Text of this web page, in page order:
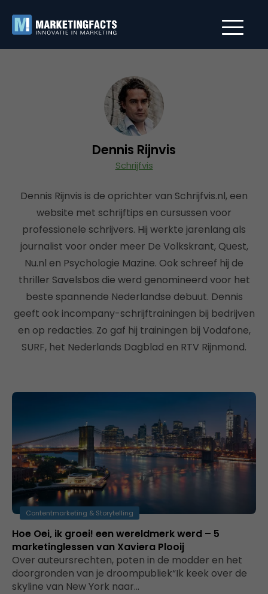
Dennis Rijnvis
Schrijfvis
Dennis Rijnvis is de oprichter van Schrijfvis.nl, een
website met schrijftips en cursussen voor
professionele schrijvers. Hij werkte jarenlang als
journalist voor onder meer De Volkskrant, Quest,
Nu.nl en Psychologie Mazine. Ook schreef hij de
thriller Savelsbos die werd genomineerd voor het
beste spannende Nederlandse debuut. Dennis
geeft ook incompany-schrijftrainingen bij bedrijven
en op redacties. Zo gaf hij trainingen bij Vodafone,
SURF, het Nederlands Dagblad en RTV Rijnmond.
Contentmarketing & Storytelling
Hoe Oei, ik groei! een wereldmerk werd – 5
marketinglessen van Xaviera Plooij
Over auteursrechten, poten in de modder en het
doorgronden van je droompubliek“Ik keek over de
skyline van New York naar…